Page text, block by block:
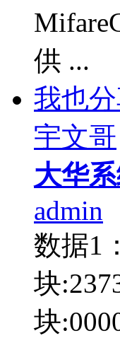
供 ...
我也
宇文哥
大华
admin
数据1
块
块